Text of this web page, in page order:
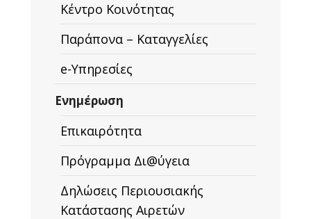
Κέντρο Κοινότητας
Παράπονα – Καταγγελίες
e-Υπηρεσίες
Ενημέρωση
Επικαιρότητα
Πρόγραμμα Δι@ύγεια
Δηλώσεις Περιουσιακής
Κατάστασης Αιρετών